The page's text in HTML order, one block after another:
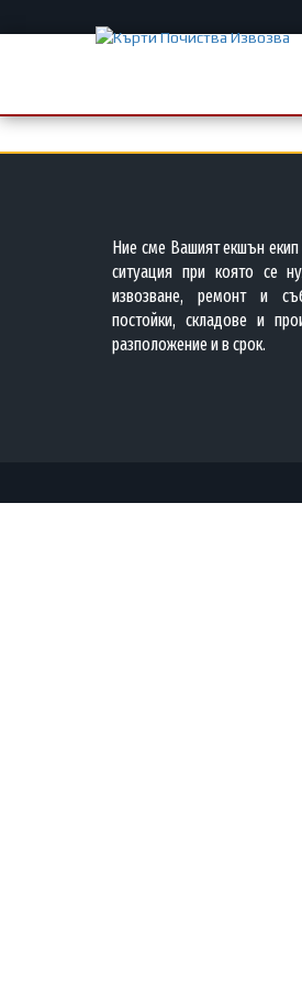
Ние сме Вашият екшън
ситуация при която се
извозване, ремонт и
постойки, складове и
разположение и в срок.